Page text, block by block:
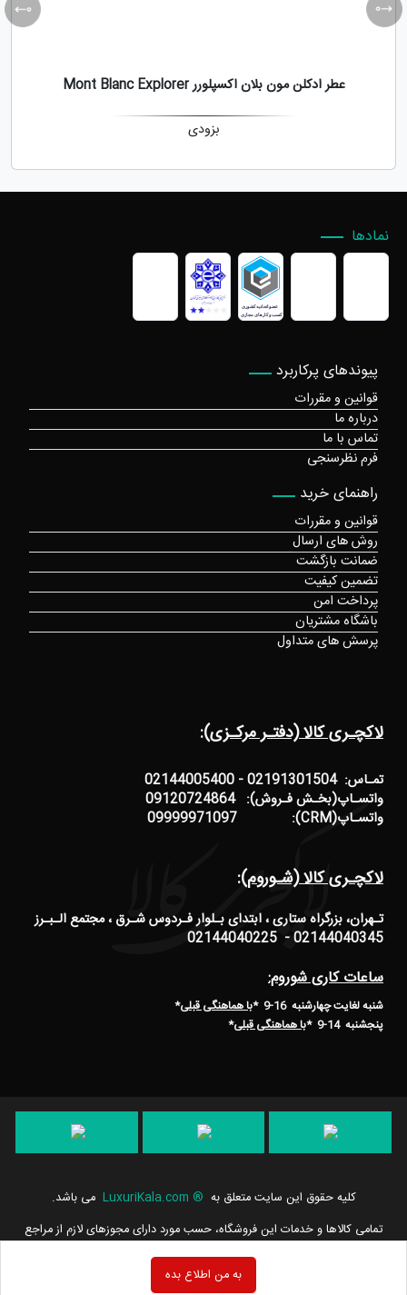
به من اطلاع بده
عطر ادکلن مون بلان اکسپلورر Mont Blanc Explorer
بزودی
لاکچـری کالا (دفتـر مرکـزی):
تمـاس: 02191301504 - 02144005400
واتسـاپ(بخـش فـروش): 09120724864
واتسـاپ(CRM): 09999971097
لاکچـری کالا (شـوروم):
تـهران، بزرگراه ستاری ، ابتدای بـلوار فـردوس شـرق ، مجتمع الـبـرز
02144040345 - 02144040225
ساعات کاری شوروم:
شنبه لغایت چهارشنبه 16-9 * با هماهنگی قبلی*
پنجشنبه 14-9
*با هماهنگی قبلی*
پیوندهای پرکاربرد
قوانین و مقررات
درباره ما
تماس با ما
فرم نظرسنجی
راهنمای خرید
قوانین و مقررات
روش های ارسال
ضمانت بازگشت
تضمین کیفیت
پرداخت امن
باشگاه مشتریان
پرسش های متداول
نمادها
کلیه حقوق این سایت متعلق به ®
LuxuriKala.com می باشد.
تمامی كالاها و خدمات این فروشگاه، حسب مورد دارای مجوزهای لازم از مراجع
مربوطه می باشند و فعالیت های این سایت تابع قوانین و مقررات جمهوری